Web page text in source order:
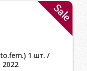
Sale
1 шт. /
2022